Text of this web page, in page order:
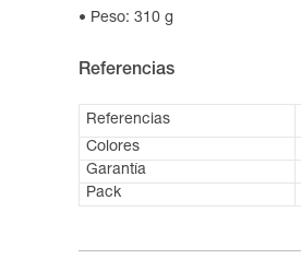
Peso: 310 g
Referencias
Referencias
Colores
Garantía
Pack